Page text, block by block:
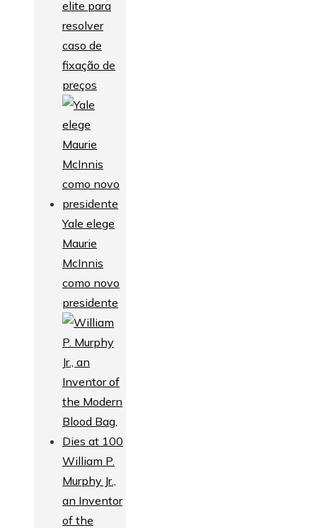
elite para
resolver
caso de
fixação de
preços
Yale elege
Maurie
McInnis
como novo
presidente
William P.
Murphy Jr.,
an Inventor
of the